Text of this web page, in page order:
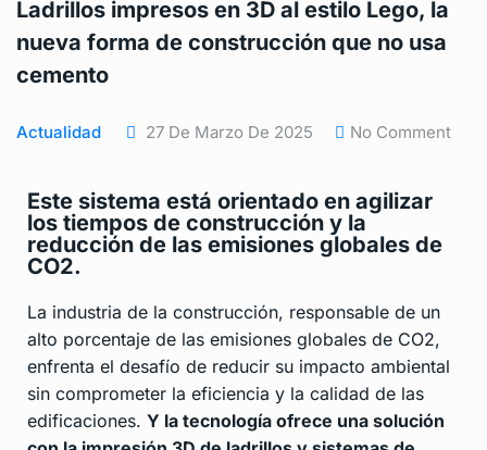
Ladrillos impresos en 3D al estilo Lego, la
nueva forma de construcción que no usa
cemento
Actualidad 27 De Marzo De 2025 No Comment
Este sistema está orientado en agilizar
los tiempos de construcción y la
reducción de las emisiones globales de
CO2.
La industria de la construcción, responsable de un
alto porcentaje de las emisiones globales de CO2,
enfrenta el desafío de reducir su impacto ambiental
sin comprometer la eficiencia y la calidad de las
edificaciones. Y la tecnología ofrece una solución